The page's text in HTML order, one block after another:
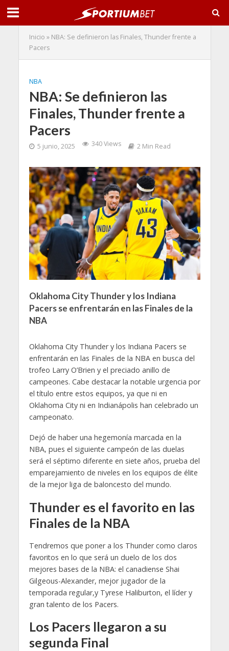
Inicio » NBA: Se definieron las Finales, Thunder frente a
Pacers
NBA
NBA: Se definieron las
Finales, Thunder frente a
Pacers
5 junio, 2025 340 Views 2 Min Read
Oklahoma City Thunder y los Indiana
Pacers se enfrentarán en las Finales de la
NBA
Oklahoma City Thunder y los Indiana Pacers se
enfrentarán en las Finales de la NBA en busca del
trofeo Larry O’Brien y el preciado anillo de
campeones. Cabe destacar la notable urgencia por
el título entre estos equipos, ya que ni en
Oklahoma City ni en Indianápolis han celebrado un
campeonato.
Dejó de haber una hegemonía marcada en la
NBA, pues el siguiente campeón de las duelas
será el séptimo diferente en siete años, prueba del
emparejamiento de niveles en los equipos de élite
de la mejor liga de baloncesto del mundo.
Thunder es el favorito en las
Finales de la NBA
Tendremos que poner a los Thunder como claros
favoritos en lo que será un duelo de los dos
mejores bases de la NBA: el canadiense Shai
Gilgeous-Alexander, mejor jugador de la
temporada regular,y Tyrese Haliburton, el líder y
gran talento de los Pacers.
Los Pacers llegaron a su
segunda Final